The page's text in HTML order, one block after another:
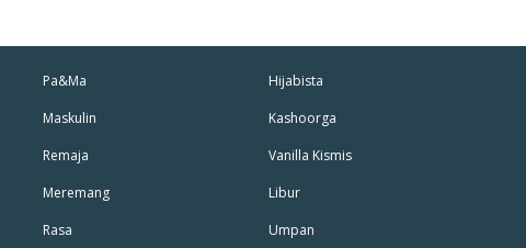
Pa&Ma
Maskulin
Remaja
Meremang
Rasa
Hijabista
Kashoorga
Vanilla Kismis
Libur
Umpan